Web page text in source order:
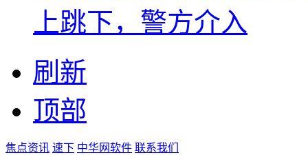
上跳下，警方介入
刷新
顶部
焦点资讯 速下 中华网软件 联系我们